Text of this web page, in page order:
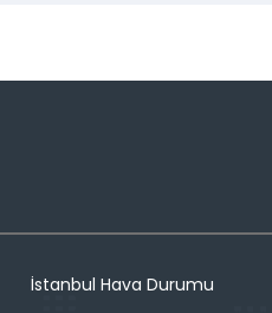
İstanbul Hava Durumu